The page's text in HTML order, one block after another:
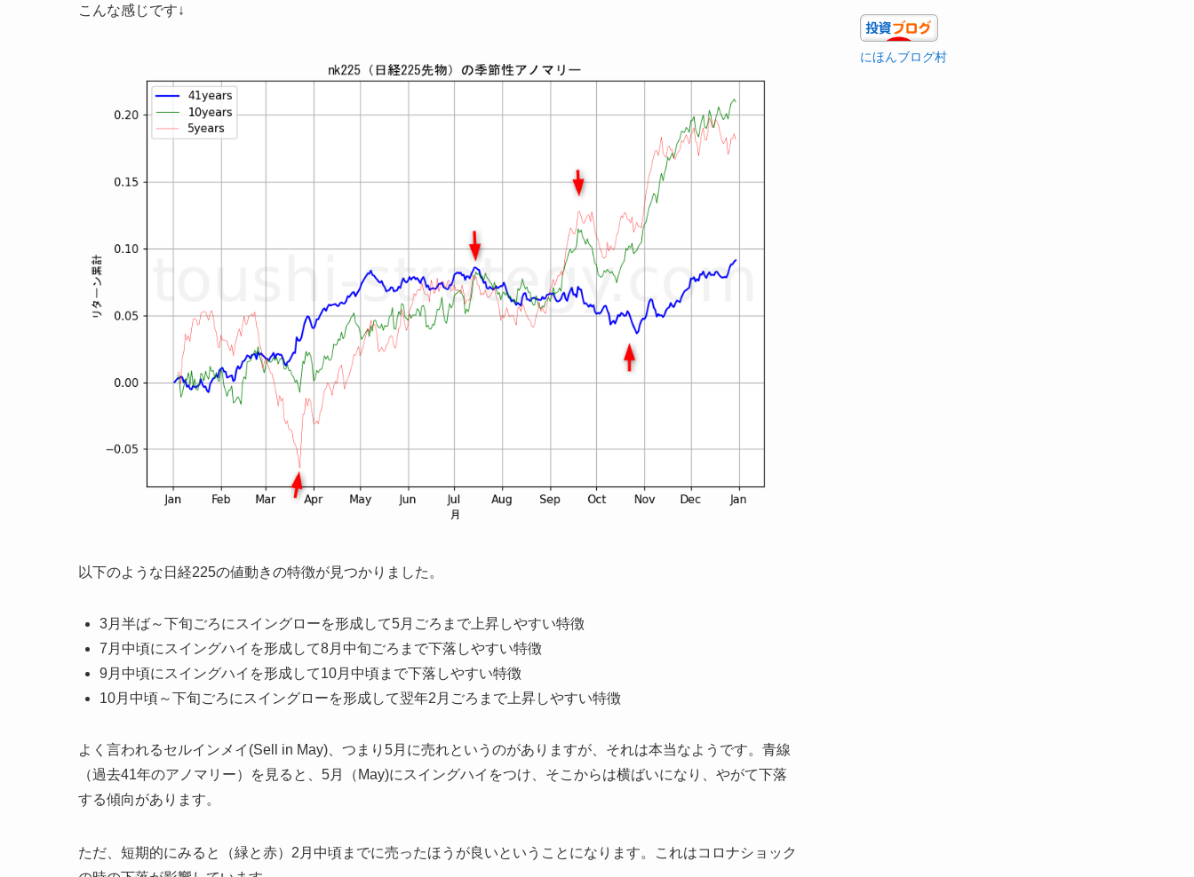
こんな感じです↓
以下のような日経225の値動きの特徴が見つかりました。
3月半ば～下旬ごろにスイングローを形成して5月ごろまで上昇しやすい特徴
7月中頃にスイングハイを形成して8月中旬ごろまで下落しやすい特徴
9月中頃にスイングハイを形成して10月中頃まで下落しやすい特徴
10月中頃～下旬ごろにスイングローを形成して翌年2月ごろまで上昇しやすい特徴
よく言われるセルインメイ(Sell in May)、つまり5月に売れというのがありますが、それは本当なようです。青線
（過去41年のアノマリー）を見ると、5月（May)にスイングハイをつけ、そこからは横ばいになり、やがて下落
する傾向があります。
ただ、短期的にみると（緑と赤）2月中頃までに売ったほうが良いということになります。これはコロナショック
にほんブログ村